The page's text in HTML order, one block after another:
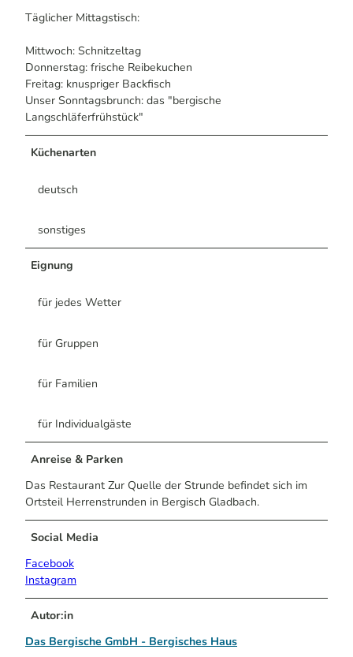
Täglicher Mittagstisch:
Mittwoch: Schnitzeltag
Donnerstag: frische Reibekuchen
Freitag: knuspriger Backfisch
Unser Sonntagsbrunch: das "bergische
Langschläferfrühstück"
Küchenarten
deutsch
sonstiges
Eignung
für jedes Wetter
für Gruppen
für Familien
für Individualgäste
Anreise & Parken
Das Restaurant Zur Quelle der Strunde befindet sich im
Ortsteil Herrenstrunden in Bergisch Gladbach.
Social Media
Facebook
Instagram
Autor:in
Das Bergische GmbH - Bergisches Haus